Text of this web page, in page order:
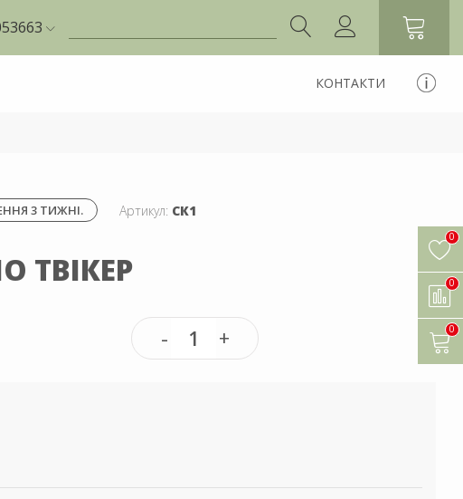
КОНТАКТИ
3 ТИЖНІ. Артикул: СК1
ТВІКЕР
0
0
0